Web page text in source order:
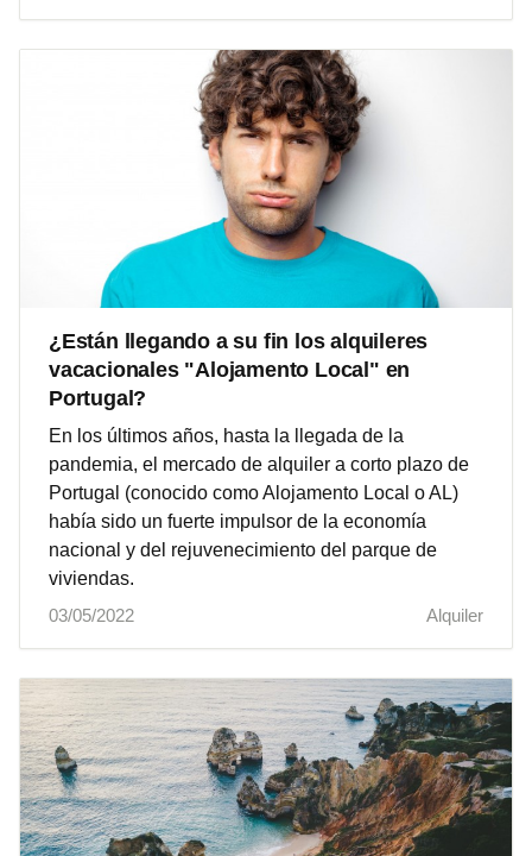
¿Están llegando a su fin los alquileres
vacacionales "Alojamento Local" en
Portugal?
En los últimos años, hasta la llegada de la
pandemia, el mercado de alquiler a corto plazo de
Portugal (conocido como Alojamento Local o AL)
había sido un fuerte impulsor de la economía
nacional y del rejuvenecimiento del parque de
viviendas.
03/05/2022
Alquiler